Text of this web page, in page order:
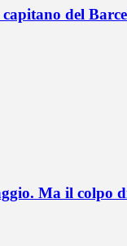
del
Ma il colpo